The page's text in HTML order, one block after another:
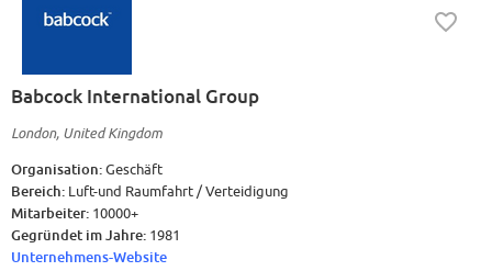
Babcock International Group
London, United Kingdom
Organisation:Geschäft
Bereich: Luft-und Raumfahrt / Verteidigung
Mitarbeiter: 10000+
Gegründet im Jahre: 1981
Unternehmens-Website